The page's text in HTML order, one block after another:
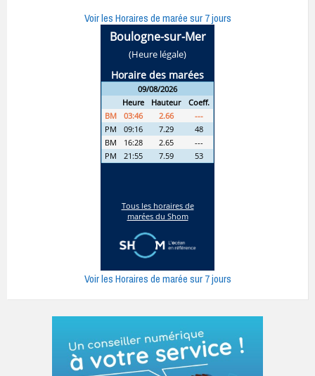
Voir les Horaires de marée sur 7 jours
Voir les Horaires de marée sur 7 jours